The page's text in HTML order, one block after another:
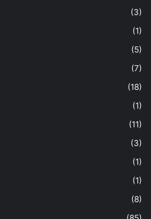
(3)
(1)
(5)
(7)
(18)
(1)
(11)
(3)
(1)
(1)
(8)